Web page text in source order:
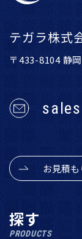
テガラ株式
〒433-8104 静
お見積
探す
PRODUCTS